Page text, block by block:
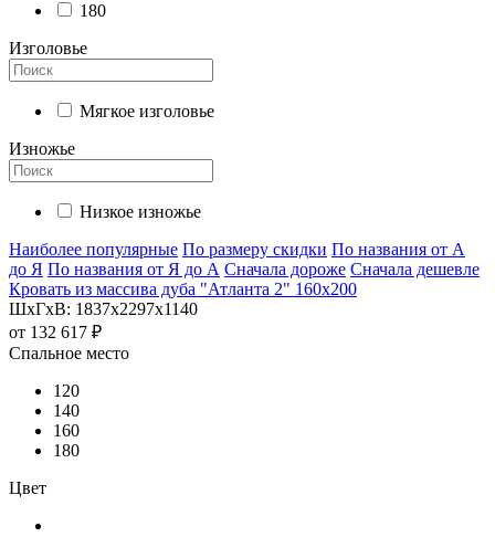
180
Изголовье
Мягкое изголовье
Изножье
Низкое изножье
Наиболее популярные По размеру скидки По названия от А
до Я По названия от Я до А Сначала дороже Сначала дешевле
Кровать из массива дуба "Атланта 2" 160х200
ШхГхВ: 1837х2297х1140
от 132 617 ₽
Спальное место
120
140
160
180
Цвет